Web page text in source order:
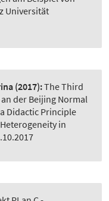
Universität
(2017):The Third
der Beijing Normal
Didactic Principle
in